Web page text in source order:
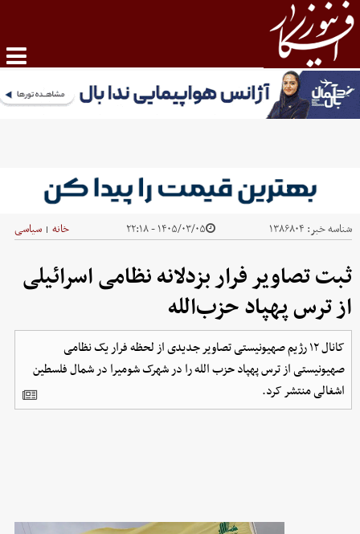
شناسه خبر: ۱۳۸۶۸۰۴ ۱۴۰۵/۰۳/۰۵ - ۲۲:۱۸ خانه | سیاسی
ثبت تصاویر فرار بزدلانه نظامی اسرائیلی
از ترس پهپاد حزب‌الله
کانال ۱۲ رژیم صهیونیستی تصاویر جدیدی از لحظه فرار یک نظامی
صهیونیستی از ترس پهپاد حزب الله را در شهرک شومیرا در شمال فلسطین
اشغالی منتشر کرد.